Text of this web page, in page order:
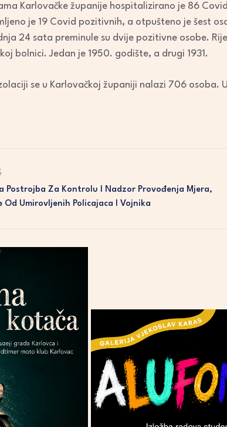
Karlovačke županije hospitalizirano je 86
je 19 Covid pozitivnih, a otpušteno je šest
24 sata preminule su dvije pozitivne osobe.
bolnici. Jedan je 1950. godište, a drugi 1931.
se u Karlovačkoj županiji nalazi 706 osoba.
Postrojba Za Kontrolu I Nadzor Provođenja Mjera,
Od Umirovljenih Policajaca I Vojnika